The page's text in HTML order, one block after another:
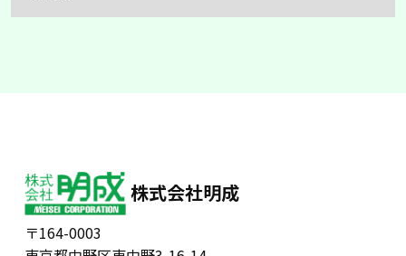
株式会社明成
〒164-0003